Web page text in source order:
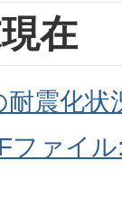
在
震化
ファイ